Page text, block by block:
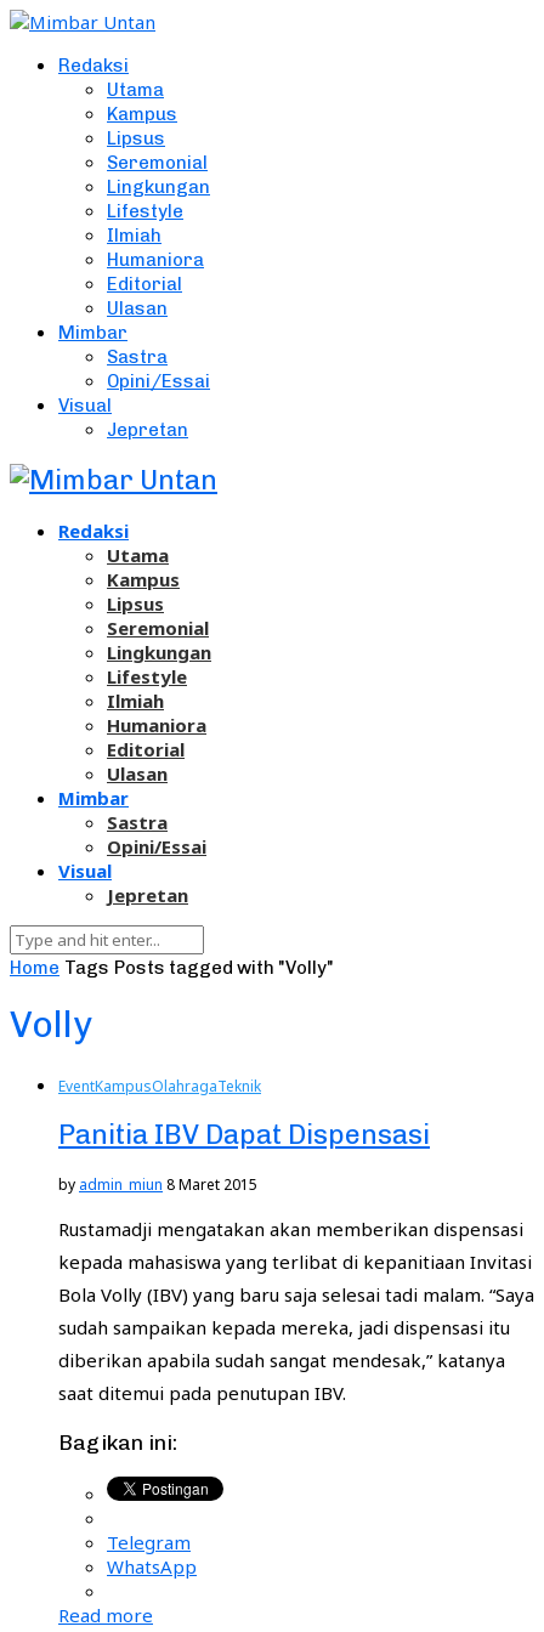
Redaksi
Utama
Kampus
Lipsus
Seremonial
Lingkungan
Lifestyle
Ilmiah
Humaniora
Editorial
Ulasan
Mimbar
Sastra
Opini/Essai
Visual
Jepretan
Redaksi
Utama
Kampus
Lipsus
Seremonial
Lingkungan
Lifestyle
Ilmiah
Humaniora
Editorial
Ulasan
Mimbar
Sastra
Opini/Essai
Visual
Jepretan
Home Tags Posts tagged with "Volly"
Volly
EventKampusOlahragaTeknik
Panitia IBV Dapat Dispensasi
by admin_miun 8 Maret 2015
Rustamadji mengatakan akan memberikan dispensasi
kepada mahasiswa yang terlibat di kepanitiaan Invitasi
Bola Volly (IBV) yang baru saja selesai tadi malam. “Saya
sudah sampaikan kepada mereka, jadi dispensasi itu
diberikan apabila sudah sangat mendesak,” katanya
saat ditemui pada penutupan IBV.
Bagikan ini:
Telegram
WhatsApp
Read more